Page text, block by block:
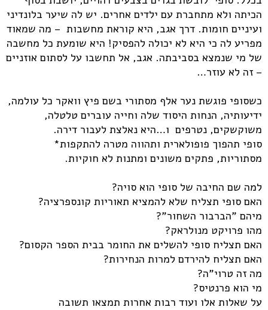
הכיתה ולא מתחברת עם ילדים אחרים. יש לה שיער בלונדיני
ועיניים חומות. דרך אגב, היא קוראת מחשבות – מה שמאוד
מפריע לה כי היא לא יכולה להפסיק! היא שומעת כל מחשבה
של מי שנמצא בסביבתה. אגב, אל תחשבו על לסתום אוזניים
– זה לא עוזר…
כשסופי פוגשת נער אלף מסתורי בשם פיץ וואקר כל עולמה,
ידיעותיה, הנחות היסוד שלה וחייה עוברים טלטלה,
משוקשקים, נטרפים ו…היא נאלצת לעבור דירה.
סופי תהפוך פופולארית ותהווה מטרה להתקפות*
מסתוריות, פתקים משונים ומתנות לא חוקיות.
למה שם החיבה של סופי הוא סויה?
האם סופי תצליח שלא להמציא תאוריות קונספרציה?
מיהם "הברבור השחור"?
מהו פרויקט מנולראק?
האם תצליח סופי להשלים את החומר בבית הספר הקסום?
האם תצליח להירדם למרות הנחירות?
מה זה טרוי"ה?
מי הוא פרנטיס?
על שאלות אלו ועוד רבות אחרות תמצאו תשובה